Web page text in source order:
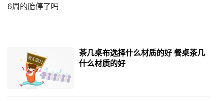
茶几桌布选择什么材质的好 餐桌茶几
什么材质的好